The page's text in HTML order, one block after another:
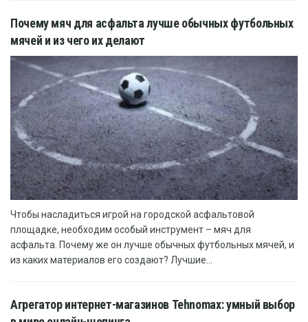
Почему мяч для асфальта лучше обычных футбольных
мячей и из чего их делают
Чтобы насладиться игрой на городской асфальтовой
площадке, необходим особый инструмент – мяч для
асфальта. Почему же он лучше обычных футбольных мячей, и
из каких материалов его создают? Лучшие...
Агрегатор интернет-магазинов Tehnomax: умный выбор